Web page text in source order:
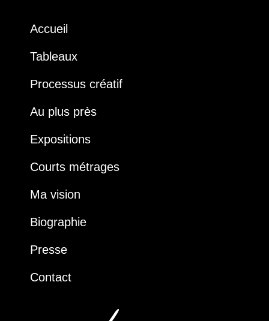
Accueil
Tableaux
Processus créatif
Au plus près
Expositions
Courts métrages
Ma vision
Biographie
Presse
Contact